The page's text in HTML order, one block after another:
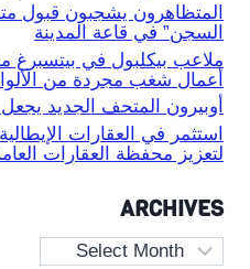
المتظاهرون يشجبون قبول
السجن” في قاعة المدينة
ملاعب بيكلبول في
أعمال شغب مجردة من
أوبيرون المتحف الجديد
استثمر في العقارات
لتعزيز محفظة العقارات
ARCHIVES
Archives